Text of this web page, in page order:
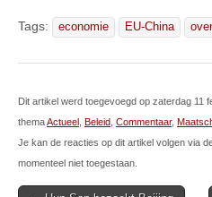
Tags: economie EU-China
Dit artikel werd toegevoegd op zaterdag 11
themaActueel Beleid Commentaar,
Je kan de reacties op dit artikel volgen via
momenteel niet toegestaan.